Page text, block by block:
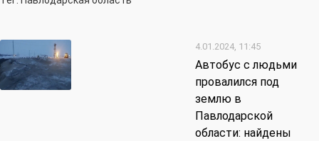
4.01.2024, 11:45
Автобус с людьми
провалился под
землю в
Павлодарской
области: найдены